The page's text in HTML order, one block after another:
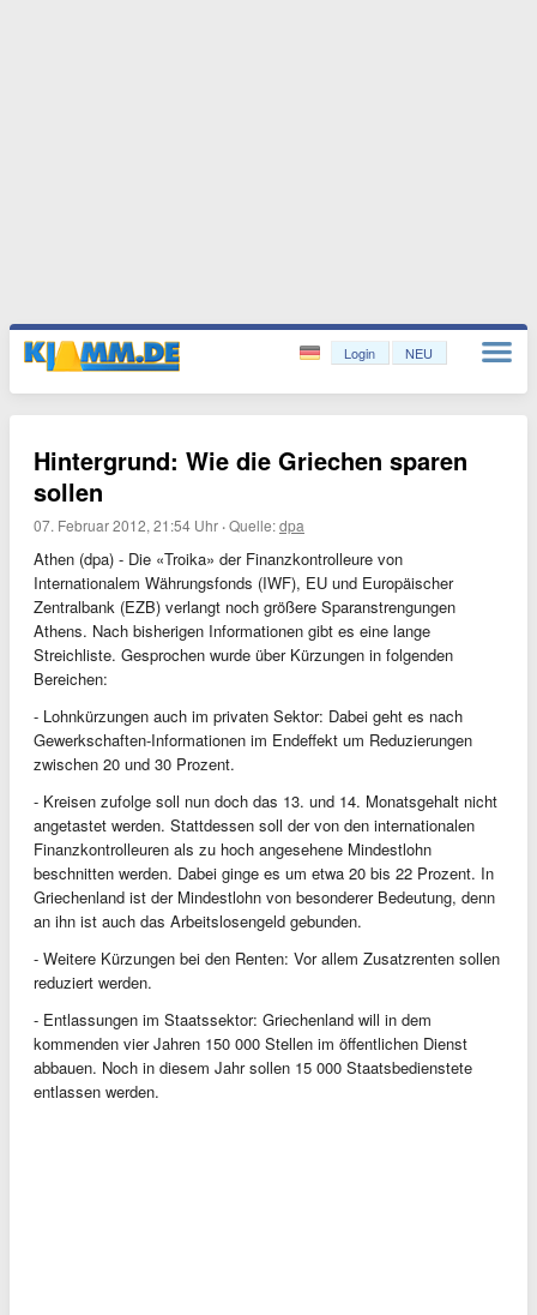
Login NEU
Hintergrund: Wie die Griechen sparen
sollen
07. Februar 2012, 21:54 Uhr ·Quelle:dpa
Athen (dpa) - Die «Troika» der Finanzkontrolleure von
Internationalem Währungsfonds (IWF), EU und Europäischer
Zentralbank (EZB) verlangt noch größere Sparanstrengungen
Athens. Nach bisherigen Informationen gibt es eine lange
Streichliste. Gesprochen wurde über Kürzungen in folgenden
Bereichen:
- Lohnkürzungen auch im privaten Sektor: Dabei geht es nach
Gewerkschaften-Informationen im Endeffekt um Reduzierungen
zwischen 20 und 30 Prozent.
- Kreisen zufolge soll nun doch das 13. und 14. Monatsgehalt nicht
angetastet werden. Stattdessen soll der von den internationalen
Finanzkontrolleuren als zu hoch angesehene Mindestlohn
beschnitten werden. Dabei ginge es um etwa 20 bis 22 Prozent. In
Griechenland ist der Mindestlohn von besonderer Bedeutung, denn
an ihn ist auch das Arbeitslosengeld gebunden.
- Weitere Kürzungen bei den Renten: Vor allem Zusatzrenten sollen
reduziert werden.
- Entlassungen im Staatssektor: Griechenland will in dem
kommenden vier Jahren 150 000 Stellen im öffentlichen Dienst
abbauen. Noch in diesem Jahr sollen 15 000 Staatsbedienstete
entlassen werden.